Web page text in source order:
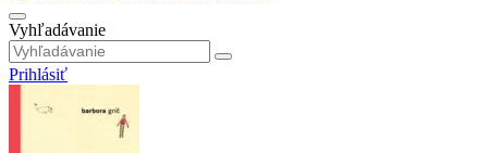
Vyhľadávanie
Prihlásiť